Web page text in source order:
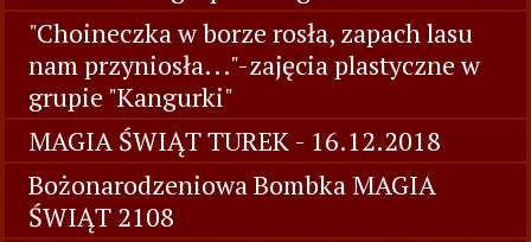
"Choineczka w borze rosła, zapach lasu
nam przyniosła..."-zajęcia plastyczne w
grupie "Kangurki"
MAGIA ŚWIĄT TUREK - 16.12.2018
Bożonarodzeniowa Bombka MAGIA
ŚWIĄT 2108